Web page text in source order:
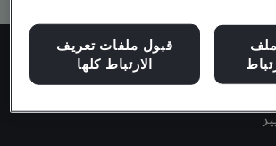
للمعايير
ملف
قبول ملفات تعريف
الارتباط كلها